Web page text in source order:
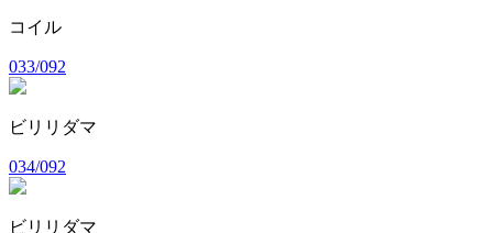
コイル
033/092
ビリリダマ
034/092
ビリリダマ